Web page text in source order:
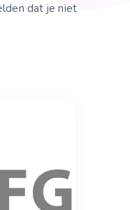
dat je niet